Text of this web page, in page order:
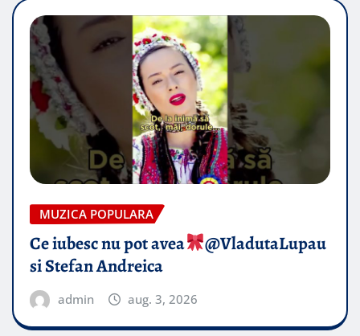
MUZICA POPULARA
Ce iubesc nu pot avea
​@VladutaLupau
si Stefan Andreica
admin aug. 3, 2026